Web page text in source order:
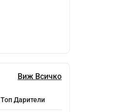
Виж Всичко
Топ Дарители